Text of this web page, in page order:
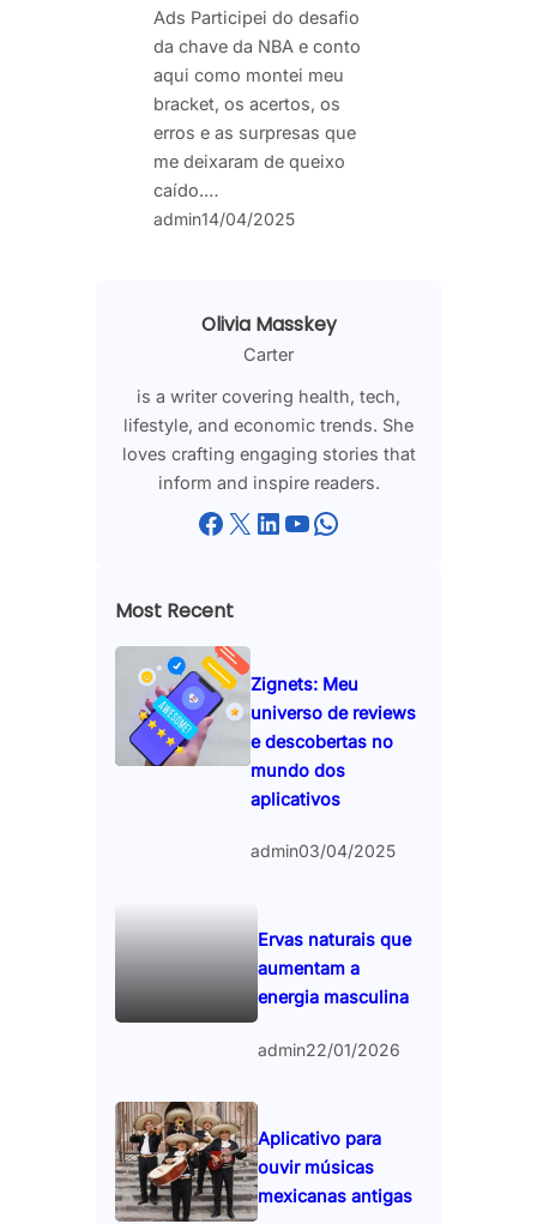
Ads Participei do desafio
da chave da NBA e conto
aqui como montei meu
bracket, os acertos, os
erros e as surpresas que
me deixaram de queixo
caído.…
admin14/04/2025
Olivia Masskey
Carter
is a writer covering health, tech,
lifestyle, and economic trends. She
loves crafting engaging stories that
inform and inspire readers.
Facebook X LinkedIn YouTube WhatsApp
Most Recent
Zignets: Meu
universo de reviews
e descobertas no
mundo dos
aplicativos
admin03/04/2025
Ervas naturais que
aumentam a
energia masculina
admin22/01/2026
Aplicativo para
ouvir músicas
mexicanas antigas